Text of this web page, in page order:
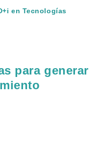
en Tecnologías
para generar